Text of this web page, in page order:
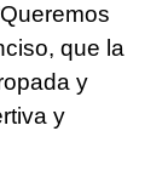
que la
y
y